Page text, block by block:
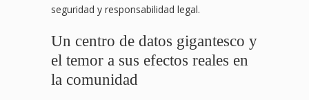
seguridad y responsabilidad legal.
Un centro de datos gigantesco y
el temor a sus efectos reales en
la comunidad